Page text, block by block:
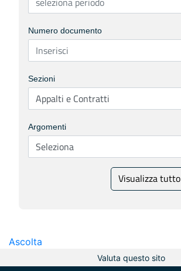
Numero documento
Sezioni
Argomenti
Visualizza tutto
Ascolta
Valuta questo sito